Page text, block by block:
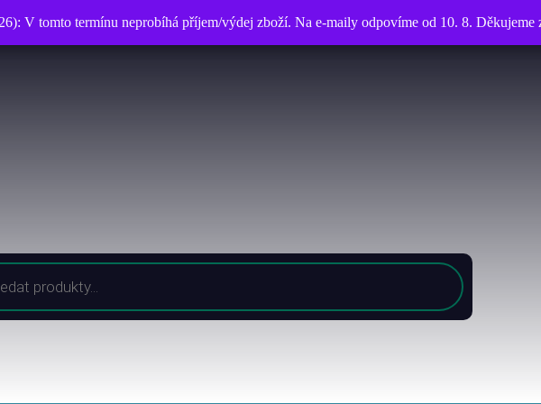
V tomto termínu neprobíhá příjem/výdej zboží. Na e-maily odpovíme od 10. 8. Děkujeme
V tomto termínu neprobíhá příjem/výdej zboží. Na e-maily odpovíme od 10. 8. Děkujeme